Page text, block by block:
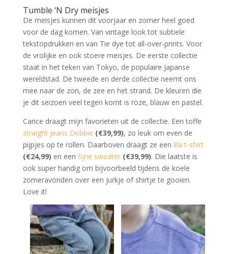
Tumble ‘N Dry meisjes
De meisjes kunnen dit voorjaar en zomer heel goed
voor de dag komen. Van vintage look tot subtiele
tekstopdrukken en van Tie dye tot all-over-prints. Voor
de vrolijke en ook stoere meisjes. De eerste collectie
staat in het teken van Tokyo, de populaire Japanse
wereldstad. De tweede en derde collectie neemt ons
mee naar de zon, de zee en het strand. De kleuren die
je dit seizoen veel tegen komt is roze, blauw en pastel.
Carice draagt mijn favorieten uit de collectie. Een toffe
straight jeans Debbie (€39,99), zo leuk om even de
pijpjes op te rollen. Daarboven draagt ze een lila t-shirt
(€24,99) en een fijne sweater (€39,99). Die laatste is
ook super handig om bijvoorbeeld tijdens de koele
zomeravonden over een jurkje of shirtje te gooien.
Love it!